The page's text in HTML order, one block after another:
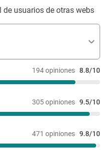
usuarios de otras webs
194 opiniones 8.8/10
305 opiniones 9.5/10
471 opiniones 9.8/10